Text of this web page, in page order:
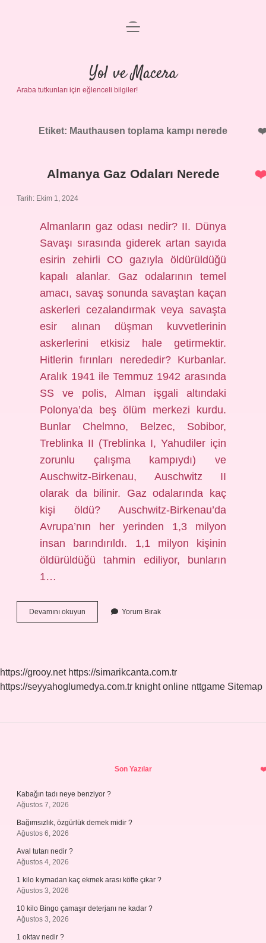
Anasayfa
Gizlilik Politikası
Yasal Uyarı
menüyü
Yol ve Macera
Araba tutkunları için eğlenceli bilgiler!
Etiket: Mauthausen toplama kampı nerede
Almanya Gaz Odaları Nerede
Tarih: Ekim 1, 2024
Almanların gaz odası nedir? II. Dünya
Savaşı sırasında giderek artan sayıda
esirin zehirli CO gazıyla öldürüldüğü
kapalı alanlar. Gaz odalarının temel
amacı, savaş sonunda savaştan kaçan
askerleri cezalandırmak veya savaşta
esir alınan düşman kuvvetlerinin
askerlerini etkisiz hale getirmektir.
Hitlerin fırınları nerededir? Kurbanlar.
Aralık 1941 ile Temmuz 1942 arasında
SS ve polis, Alman işgali altındaki
Polonya’da beş ölüm merkezi kurdu.
Bunlar Chelmno, Belzec, Sobibor,
Treblinka II (Treblinka I, Yahudiler için
zorunlu çalışma kampıydı) ve
Auschwitz-Birkenau, Auschwitz II
olarak da bilinir. Gaz odalarında kaç
kişi öldü? Auschwitz-Birkenau’da
Avrupa’nın her yerinden 1,3 milyon
insan barındırıldı. 1,1 milyon kişinin
öldürüldüğü tahmin ediliyor, bunların
1…
Devamını okuyun Almanya
Gaz
Yorum Bırak
https://grooy.net https://simarikcanta.com.tr
https://seyyahoglumedya.com.tr knight online nttgame Sitemap
Son Yazılar
Kabağın tadı neye benziyor ?
Ağustos 7, 2026
Bağımsızlık, özgürlük demek midir ?
Ağustos 6, 2026
Aval tutarı nedir ?
Ağustos 4, 2026
1 kilo kıymadan kaç ekmek arası köfte çıkar ?
Ağustos 3, 2026
10 kilo Bingo çamaşır deterjanı ne kadar ?
Ağustos 3, 2026
1 oktav nedir ?